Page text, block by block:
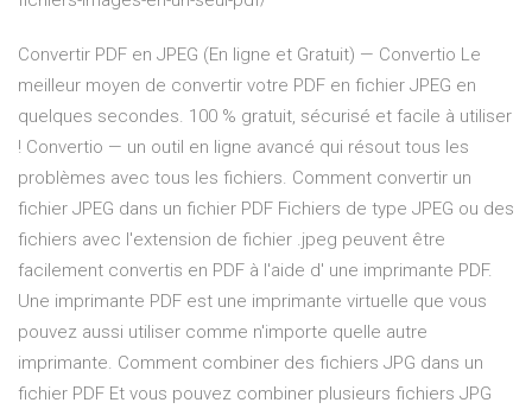
Convertir PDF en JPEG (En ligne et Gratuit) — Convertio Le
meilleur moyen de convertir votre PDF en fichier JPEG en
quelques secondes. 100 % gratuit, sécurisé et facile à utiliser
! Convertio — un outil en ligne avancé qui résout tous les
problèmes avec tous les fichiers. Comment convertir un
fichier JPEG dans un fichier PDF Fichiers de type JPEG ou des
fichiers avec l'extension de fichier .jpeg peuvent être
facilement convertis en PDF à l'aide d' une imprimante PDF.
Une imprimante PDF est une imprimante virtuelle que vous
pouvez aussi utiliser comme n'importe quelle autre
imprimante. Comment combiner des fichiers JPG dans un
fichier PDF Et vous pouvez combiner plusieurs fichiers JPG